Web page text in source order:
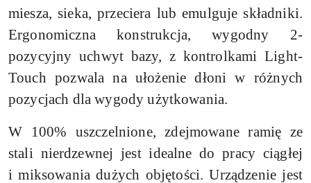
miesza, sieka, przeciera lub emulguje składniki.
Ergonomiczna konstrukcja, wygodny 2-
pozycyjny uchwyt bazy, z kontrolkami Light-
Touch pozwala na ułożenie dłoni w różnych
pozycjach dla wygody użytkowania.
W 100% uszczelnione, zdejmowane ramię ze
stali nierdzewnej jest idealne do pracy ciągłej
i miksowania dużych objętości. Urządzenie jest